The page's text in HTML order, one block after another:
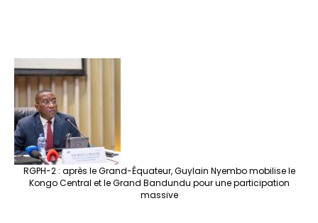
RGPH-2 : après le Grand-Équateur, Guylain Nyembo mobilise le
Kongo Central et le Grand Bandundu pour une participation
massive